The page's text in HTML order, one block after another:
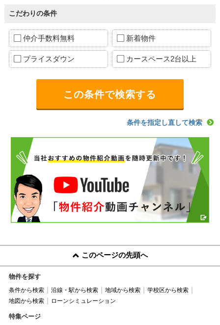
こだわりの条件
仲介手数料無料 新着物件
プライスダウン カースペース2台以上
条件を指定し直して検索
このページの先頭へ
物件を探す
条件から検索 沿線・駅から検索 地域から検索
学校区から検索
地図から検索
ローンシミュレーション
特集ページ